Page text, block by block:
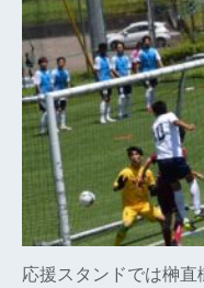
応援スタンドでは榊